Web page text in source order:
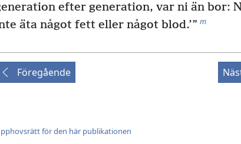
efter generation, var ni än bor:
äta något fett eller något blod.’” m
Föregående
för den här publikationen